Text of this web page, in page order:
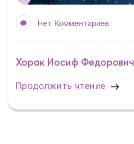
Нет Комментариев
Хорак Иосиф Федорович
Продолжить чтение